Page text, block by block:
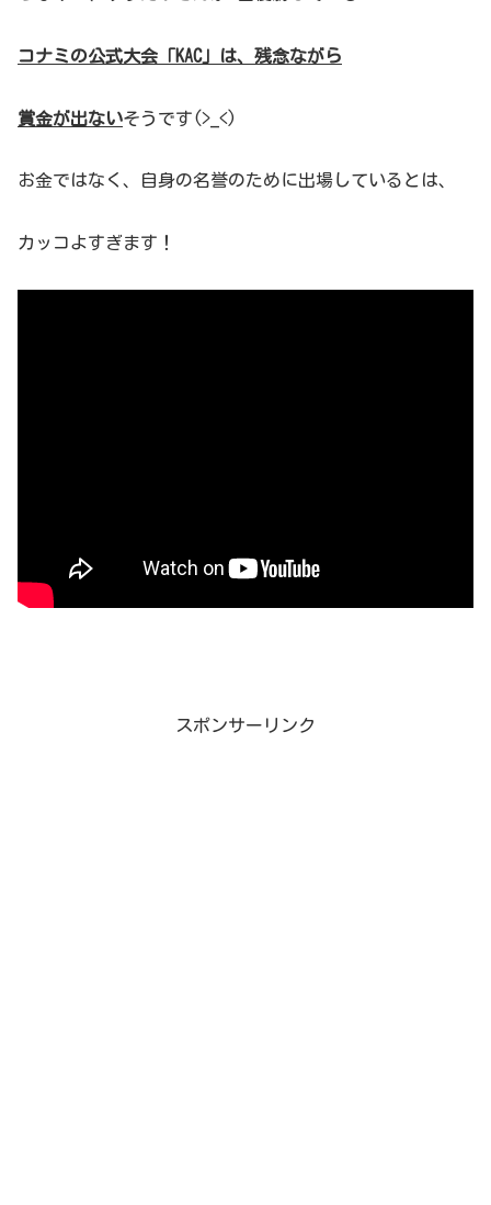
コナミの公式大会「KAC」は、残念ながら
賞金が出ないそうです(>_<)
お金ではなく、自身の名誉のために出場しているとは、
カッコよすぎます！
スポンサーリンク